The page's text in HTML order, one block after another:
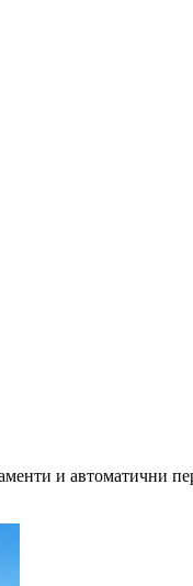
и автоматични